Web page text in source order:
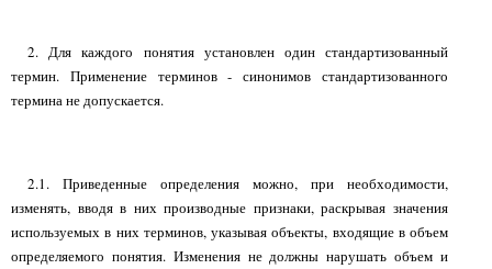
2. Для каждого понятия установлен один стандартизованный
термин. Применение терминов - синонимов стандартизованного
термина не допускается.
2.1. Приведенные определения можно, при необходимости,
изменять, вводя в них производные признаки, раскрывая значения
используемых в них терминов, указывая объекты, входящие в объем
определяемого понятия. Изменения не должны нарушать объем и